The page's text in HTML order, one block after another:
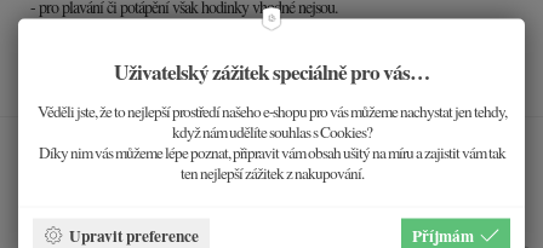
- pro plavání či potápění však hodinky vhodné nejsou.
Hodí se k sobě
Uživatelský zážitek speciálně pro vás…
Věděli jste, že to nejlepší prostředí našeho e-shopu pro vás můžeme nachystat jen tehdy,
když nám udělíte souhlas s Cookies?
Díky nim vás můžeme lépe poznat, připravit vám obsah ušitý na míru a zajistit vám tak
ten nejlepší zážitek z nakupování.
Upravit preference Příjmám